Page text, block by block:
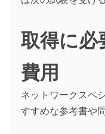
取得に
費用
ネットワークスペ
すすめな参考書や